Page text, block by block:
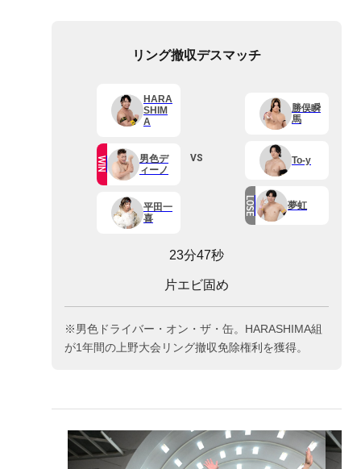
リング撤収デスマッチ
HARA
SHIM
A
WIN
男色デ
ィーノ
平田一
喜
VS
勝俣瞬
馬
To-y
LOSE 夢虹
23分47秒
片エビ固め
※男色ドライバー・オン・ザ・缶。HARASHIMA組
が1年間の上野大会リング撤収免除権利を獲得。